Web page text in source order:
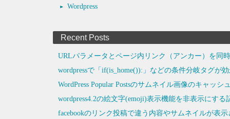
Wordpress
Recent Posts
URLパラメータとページ内リンク（アンカー）を同
wordpressで「if(is_home()):」などの条件分岐タグが
WordPress Popular Postsのサムネイル画像のキャッシ
wordpress4.2の絵文字(emoji)表示機能を非表示にす
facebookのリンク投稿で違う内容やサムネイルが表